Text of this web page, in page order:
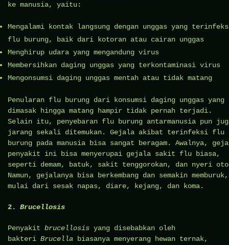
ke manusia, yaitu:
Mengalami kontak langsung dengan unggas yang
flu burung, baik dari kotoran atau cairan unggas
Menghirup udara yang mengandung virus
Membersihkan daging unggas yang terkontaminasi virus
Mengonsumsi daging unggas mentah atau tidak matang
Penularan flu burung dari konsumsi daging unggas yang
dimasak hingga matang hampir tidak pernah terjadi.
Selain itu, penyebaran flu burung antarmanusia pun
jarang sekali ditemukan. Gejala akibat terinfeksi flu
burung pada manusia bisa sangat beragam. Awalnya,
penyakit ini bisa menyerupai gejala sakit flu biasa,
seperti demam, batuk, sakit tenggorokan, dan nyeri
Namun, gejalanya bisa berkembang dan semakin memburuk,
mulai dari sesak napas, diare, kejang, dan koma.
2. Brucellosis
Penyakit brucellosis yang disebabkan oleh
bakteri Brucella biasanya menyerang hewan ternak,